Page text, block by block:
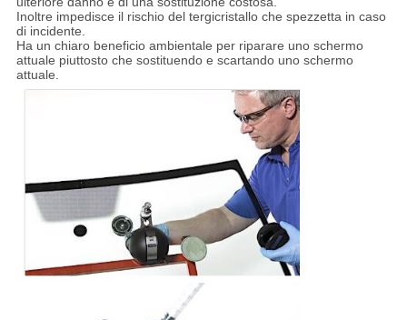
Inoltre impedisce il rischio del tergicristallo che spezzetta in caso
di incidente.
Ha un chiaro beneficio ambientale per riparare uno schermo
attuale piuttosto che sostituendo e scartando uno schermo
attuale.